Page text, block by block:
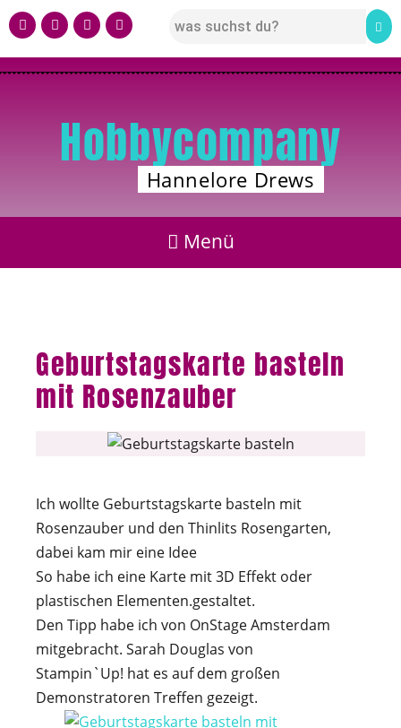
Hobbycompany
Hannelore Drews
Geburtstagskarte basteln
mit Rosenzauber
Ich wollte Geburtstagskarte basteln mit
Rosenzauber und den Thinlits Rosengarten,
dabei kam mir eine Idee
So habe ich eine Karte mit 3D Effekt oder
plastischen Elementen.gestaltet.
Den Tipp habe ich von OnStage Amsterdam
mitgebracht. Sarah Douglas von
Stampin`Up! hat es auf dem großen
Demonstratoren Treffen gezeigt.